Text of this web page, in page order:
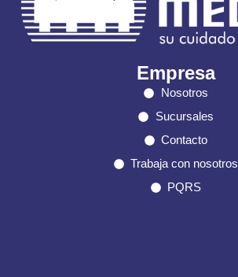
Empresa
Nosotros
Sucursales
Contacto
Trabaja con nosotros
PQRS